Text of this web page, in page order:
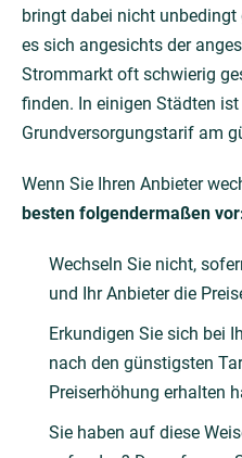
bringt dabei nicht unbedingt
es sich angesichts der
Strommarkt oft schwierig
finden. In einigen Städten
Grundversorgungstarif am
Wenn Sie Ihren Anbieter
besten folgendermaßen
Wechseln Sie nicht,
und Ihr Anbieter die
Erkundigen Sie sich bei
nach den günstigsten
Preiserhöhung erhalten
Sie haben auf diese